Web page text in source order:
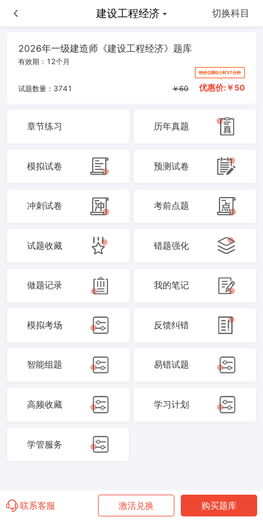
建设工程经济 切换科目
建设工程经济
2026年一级建造师《建设工程经济》题库
有效期： 12个月
试题数量： 3741 ￥60
特价仅剩0小时37分钟
优惠价:￥50
章节练习 历年真题
模拟试卷 预测试卷
冲刺试卷 考前点题
试题收藏 错题强化
做题记录 我的笔记
模拟考场 反馈纠错
智能组题 易错试题
高频收藏 学习计划
学管服务
联系客服 激活兑换 购买题库